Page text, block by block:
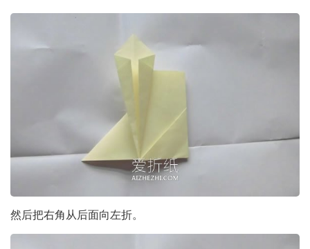
然后把右角从后面向左折。